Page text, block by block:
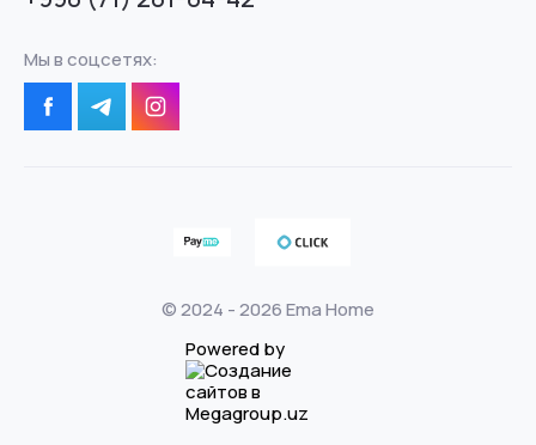
Мы в соцсетях:
© 2024 - 2026 Ema Home
Powered by